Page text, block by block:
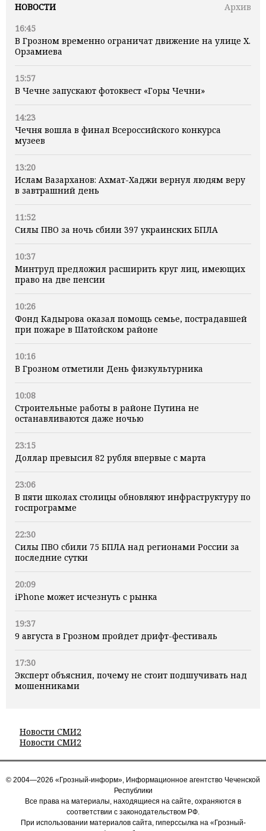
НОВОСТИ
Архив
16:45
В Грозном временно ограничат движение на улице Х.
Орзамиева
15:57
В Чечне запускают фотоквест «Горы Чечни»
14:23
Чечня вошла в финал Всероссийского конкурса
музеев
13:20
Ислам Вазарханов: Ахмат-Хаджи вернул людям веру
в завтрашний день
11:52
Силы ПВО за ночь сбили 397 украинских БПЛА
10:37
Минтруд предложил расширить круг лиц, имеющих
право на две пенсии
10:26
Фонд Кадырова оказал помощь семье, пострадавшей
при пожаре в Шатойском районе
10:16
В Грозном отметили День физкультурника
10:08
Строительные работы в районе Путина не
останавливаются даже ночью
23:15
Доллар превысил 82 рубля впервые с марта
23:06
В пяти школах столицы обновляют инфраструктуру по
госпрограмме
22:30
Силы ПВО сбили 75 БПЛА над регионами России за
последние сутки
20:09
iPhone может исчезнуть с рынка
19:37
9 августа в Грозном пройдет дрифт-фестиваль
17:30
Эксперт объяснил, почему не стоит подшучивать над
мошенниками
Новости СМИ2
Новости СМИ2
© 2004—2026 «Грозный-информ», Информационное агентство Чеченской
Республики
Все права на материалы, находящиеся на сайте, охраняются в
соответствии с законодательством РФ.
При использовании материалов сайта, гиперссылка на «Грозный-